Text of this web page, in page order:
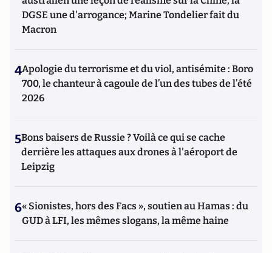
DGSE une d'arrogance; Marine Tondelier fait du
Macron
4Apologie du terrorisme et du viol, antisémite : Boro
700, le chanteur à cagoule de l’un des tubes de l’été
2026
5Bons baisers de Russie ? Voilà ce qui se cache
derrière les attaques aux drones à l'aéroport de
Leipzig
6« Sionistes, hors des Facs », soutien au Hamas : du
GUD à LFI, les mêmes slogans, la même haine